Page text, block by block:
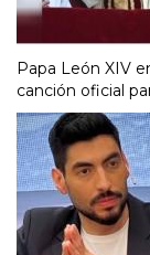
Papa León XIV
canción oficial